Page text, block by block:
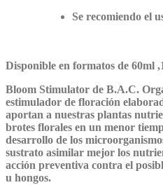
Se recomiendo el
Disponible en formatos de 60ml
Bloom Stimulator de B.A.C.
estimulador de floración
aportan a nuestras plantas
brotes florales en un menor
desarrollo de los
sustrato asimilar mejor los
acción preventiva contra el
u hongos.